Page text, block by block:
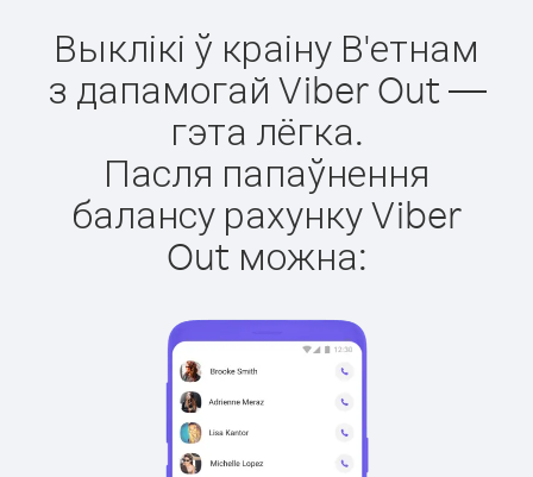
Выклікі ў краіну В'етнам
з дапамогай Viber Out —
гэта лёгка.
Пасля папаўнення
балансу рахунку Viber
Out можна: